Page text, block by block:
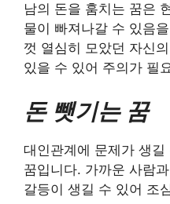
남의 돈을 훔치는 꿈은
물이 빠져나갈 수 있음
껏 열심히 모았던 자신
있을 수 있어 주의가 필
돈 뺏기는 꿈
대인관계에 문제가 생
꿈입니다. 가까운 사람
갈등이 생길 수 있어 조